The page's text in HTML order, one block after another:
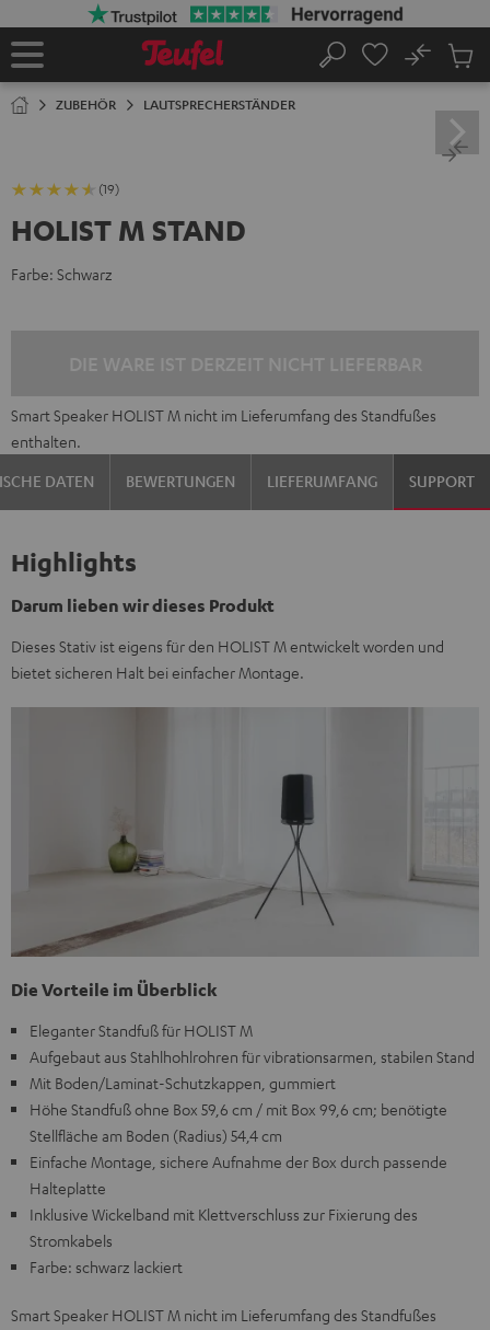
Startseite
Suche
No
ZUBEHÖR LAUTSPRECHERSTÄNDER
(19)
HOLIST M STAND
Farbe: Schwarz
Smart Speaker HOLIST M nicht im Lieferumfang des Standfußes
enthalten.
DATEN
BEWERTUNGEN LIEFERUMFANG SUPPORT
Highlights
Darum lieben wir dieses Produkt
Dieses Stativ ist eigens für den HOLIST M entwickelt worden und
bietet sicheren Halt bei einfacher Montage.
Die Vorteile im Überblick
Eleganter Standfuß für HOLIST M
Aufgebaut aus Stahlhohlrohren für vibrationsarmen, stabilen Stand
Mit Boden/Laminat-Schutzkappen, gummiert
Höhe Standfuß ohne Box 59,6 cm / mit Box 99,6 cm; benötigte
Stellfläche am Boden (Radius) 54,4 cm
Einfache Montage, sichere Aufnahme der Box durch passende
Halteplatte
Inklusive Wickelband mit Klettverschluss zur Fixierung des
Stromkabels
Farbe: schwarz lackiert
Smart Speaker HOLIST M nicht im Lieferumfang des Standfußes